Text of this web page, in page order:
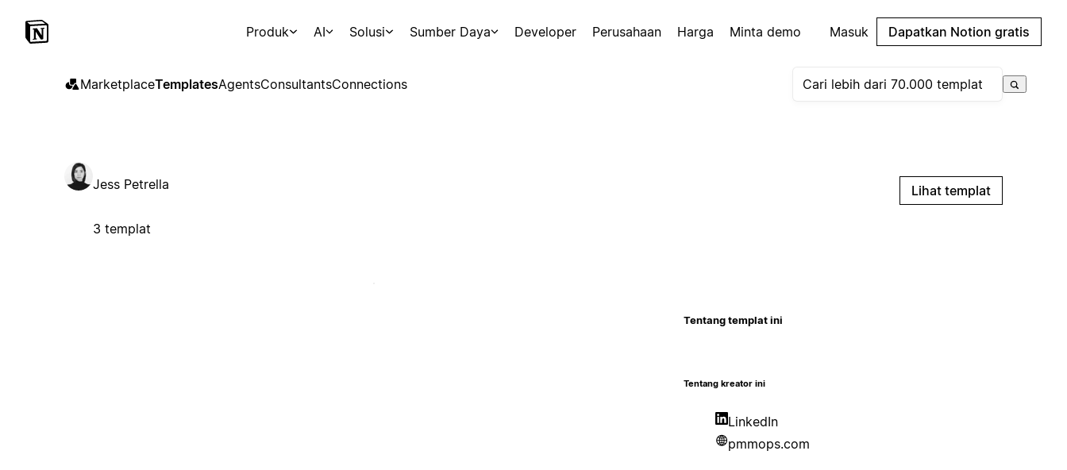
Produk AI Solusi Sumber Daya Developer Perusahaan Harga Minta demo Masuk Dapatkan Notion gratis
MarketplaceTemplatesAgentsConsultantsConnections
Jess Petrella
3 templat
Lihat templat
Tentang templat ini
Tentang kreator ini
LinkedIn
pmmops.com